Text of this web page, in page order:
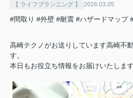
【 ライフプランニング 】 2026.03.05
#間取り #外壁 #耐震 #ハザードマップ
高崎テクノがお送りしています高崎不
す。
本日もお役立ち情報をお届けいたします